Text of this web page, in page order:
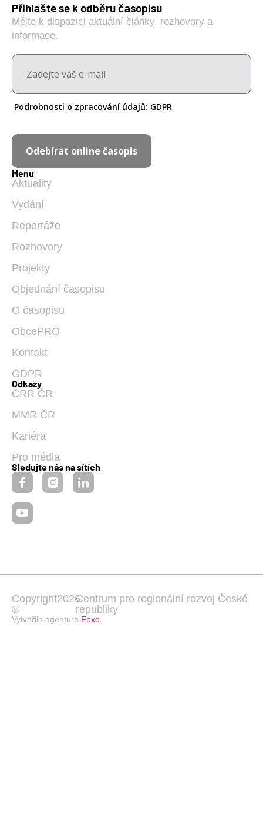
Přihlašte se k odběru časopisu
Mějte k dispozici aktuální články, rozhovory a
informace.
Podrobnosti o zpracování údajů: GDPR
Odebírat online časopis
Menu
Aktuality
Vydání
Reportáže
Rozhovory
Projekty
Objednání časopisu
O časopisu
ObcePRO
Kontakt
GDPR
Odkazy
CRR ČR
MMR ČR
Kariéra
Pro média
Sledujte nás na sítích
Copyright
©
2026Centrum pro regionální rozvoj České
republiky
Vytvořila agentura Foxo